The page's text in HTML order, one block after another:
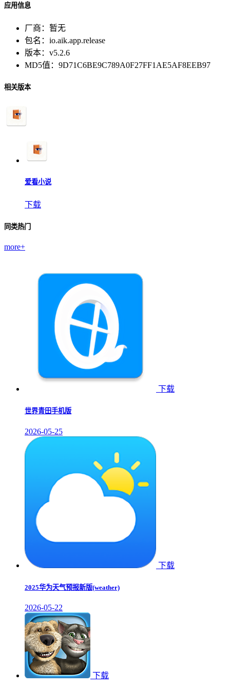
应用信息
厂商： 暂无
包名： io.aik.app.release
版本： v5.2.6
MD5值： 9D71C6BE9C789A0F27FF1AE5AF8EEB97
相关版本
爱看小说
下载
同类热门
more+
下载
世界青田手机版
2026-05-25
下载
2025华为天气预报新版(weather)
2026-05-22
下载